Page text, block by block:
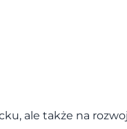
ale także na